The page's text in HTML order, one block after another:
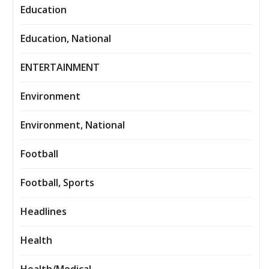
Education
Education, National
ENTERTAINMENT
Environment
Environment, National
Football
Football, Sports
Headlines
Health